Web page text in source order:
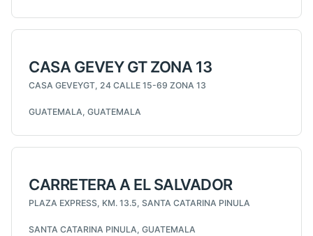
CASA GEVEY GT ZONA 13
CASA GEVEYGT, 24 CALLE 15-69 ZONA 13
GUATEMALA, GUATEMALA
CARRETERA A EL SALVADOR
PLAZA EXPRESS, KM. 13.5, SANTA CATARINA PINULA
SANTA CATARINA PINULA, GUATEMALA